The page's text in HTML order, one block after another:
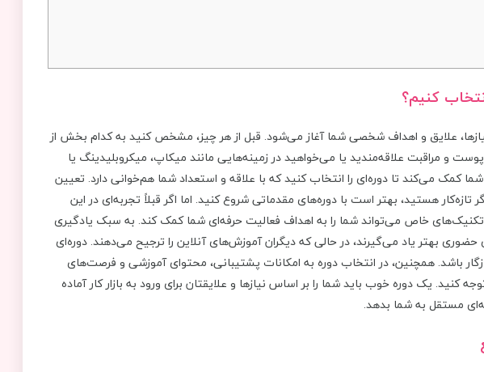
کنیم؟
علایق و اهداف شخصی شما آغاز می‌شود. قبل از هر چیز، مشخص کنید به کدام بخش از
و مراقبت علاقه‌مندید یا می‌خواهید در زمینه‌هایی مانند میکاپ، میکروبلیدینگ یا
می‌کند تا دوره‌ای را انتخاب کنید که با علاقه و استعداد شما هم‌خوانی دارد. تعیین
هستید، بهتر است با دوره‌های مقدماتی شروع کنید. اما اگر قبلاً تجربه‌ای در این
تکنیک‌های خاص می‌تواند شما را به اهداف فعالیت حرفه‌ای شما کمک کند. به سبک یادگیری
بهتر یاد می‌گیرند، در حالی که دیگران آموزش‌های آنلاین را ترجیح می‌دهند. دوره‌ای
باشد. همچنین، در انتخاب دوره به امکانات پشتیبانی، محتوای آموزشی و فرصت‌های
کنید. یک دوره خوب باید شما را بر اساس نیازها و علایقتان برای ورود به بازار کار آماده
مستقل به شما بدهد.